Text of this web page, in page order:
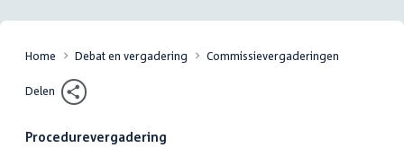
Home Debat en vergadering Commissievergaderingen
Delen
Procedurevergadering